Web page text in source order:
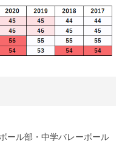
ール部・中学バレーボール